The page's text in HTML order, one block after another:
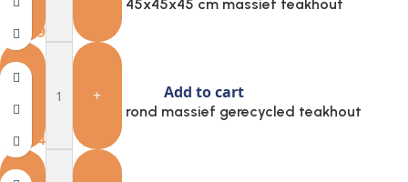
Provira Bijzettafel 45x45x45 cm massief teakhout
48.99
+ Add to cart
Provira Bijzettafel rond massief gerecycled teakhout
73.74